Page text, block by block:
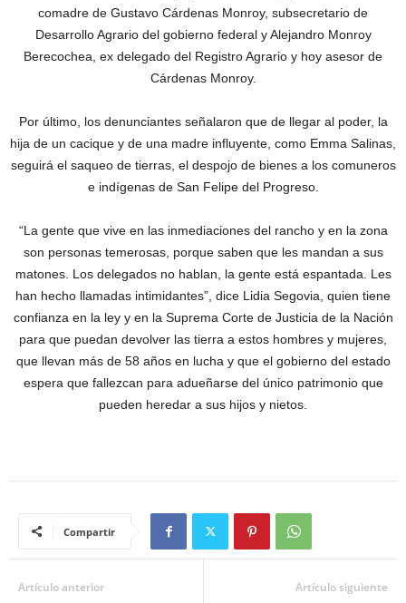
comadre de Gustavo Cárdenas Monroy, subsecretario de
Desarrollo Agrario del gobierno federal y Alejandro Monroy
Berecochea, ex delegado del Registro Agrario y hoy asesor de
Cárdenas Monroy.
Por último, los denunciantes señalaron que de llegar al poder, la
hija de un cacique y de una madre influyente, como Emma Salinas,
seguirá el saqueo de tierras, el despojo de bienes a los comuneros
e indígenas de San Felipe del Progreso.
“La gente que vive en las inmediaciones del rancho y en la zona
son personas temerosas, porque saben que les mandan a sus
matones. Los delegados no hablan, la gente está espantada. Les
han hecho llamadas intimidantes”, dice Lidia Segovia, quien tiene
confianza en la ley y en la Suprema Corte de Justicia de la Nación
para que puedan devolver las tierra a estos hombres y mujeres,
que llevan más de 58 años en lucha y que el gobierno del estado
espera que fallezcan para adueñarse del único patrimonio que
pueden heredar a sus hijos y nietos.
Compartir
Artículo anterior Artículo siguiente